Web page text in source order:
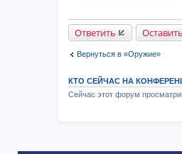
Ответить
Вернуться в «Оружие»
КТО СЕЙЧАС НА
Сейчас этот форум